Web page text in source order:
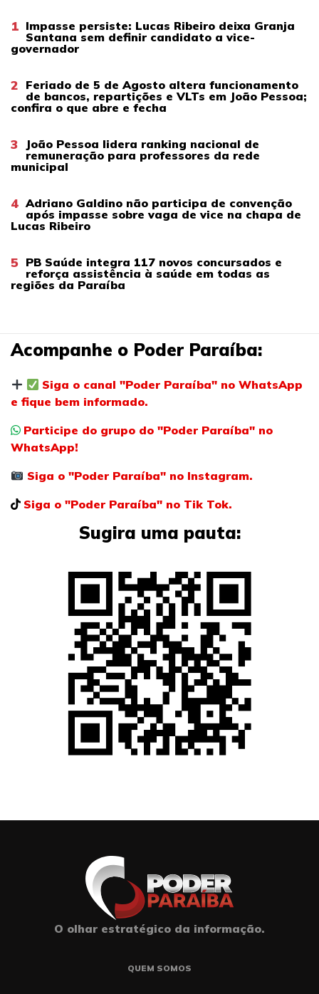
1 Impasse persiste: Lucas Ribeiro deixa Granja
Santana sem definir candidato a vice-
governador
2 Feriado de 5 de Agosto altera funcionamento
de bancos, repartições e VLTs em João Pessoa;
confira o que abre e fecha
3
João Pessoa lidera ranking nacional de
remuneração para professores da rede
municipal
4 Adriano Galdino não participa de convenção
após impasse sobre vaga de vice na chapa de
Lucas Ribeiro
5 PB Saúde integra 117 novos concursados e
reforça assistência à saúde em todas as
regiões da Paraíba
Acompanhe o Poder Paraíba:
Siga o canal "Poder Paraíba" no WhatsApp
e fique bem informado.
Participe do grupo do "Poder Paraíba" no
WhatsApp!
Siga o "Poder Paraíba" no Instagram.
Siga o "Poder Paraíba" no Tik Tok.
Sugira uma pauta:
O olhar estratégico da informação.
QUEM SOMOS